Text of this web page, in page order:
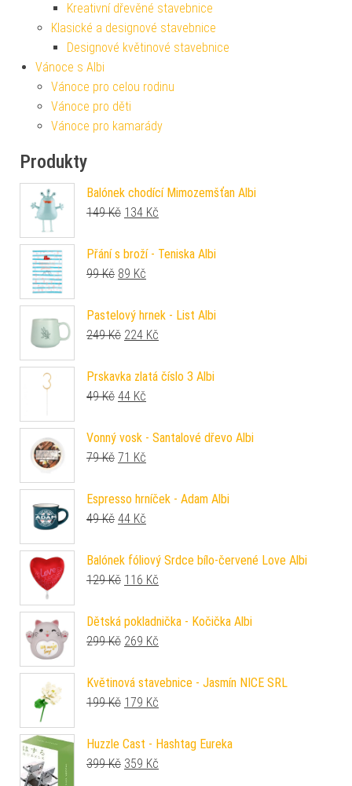
Kreativní dřevěné stavebnice
Klasické a designové stavebnice
Designové květinové stavebnice
Vánoce s Albi
Vánoce pro celou rodinu
Vánoce pro děti
Vánoce pro kamarády
Produkty
Balónek chodící Mimozemšťan Albi
149Kč Původní cena byla: 149 Kč.
134 Kč
Přání s broží - Teniska Albi
99Kč Původní cena byla: 99 Kč.
89 Kč
Pastelový hrnek - List Albi
249Kč Původní cena byla: 249 Kč.
224 Kč
Prskavka zlatá číslo 3 Albi
49Kč Původní cena byla: 49 Kč.
44 Kč
Vonný vosk - Santalové dřevo Albi
79Kč Původní cena byla: 79 Kč.
71 Kč
Espresso hrníček - Adam Albi
49Kč Původní cena byla: 49 Kč.
44 Kč
Balónek fóliový Srdce bílo-červené Love Albi
129Kč Původní cena byla: 129 Kč.
116 Kč
Dětská pokladnička - Kočička Albi
299Kč Původní cena byla: 299 Kč.
269 Kč
Květinová stavebnice - Jasmín NICE SRL
199Kč Původní cena byla: 199 Kč.
179 Kč
Huzzle Cast - Hashtag Eureka
399Kč Původní cena byla: 399 Kč.
359 Kč